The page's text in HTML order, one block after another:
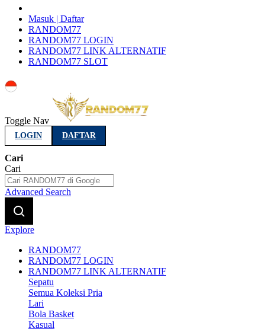
Masuk | Daftar
RANDOM77
RANDOM77 LOGIN
RANDOM77 LINK ALTERNATIF
RANDOM77 SLOT
Toggle Nav
LOGIN DAFTAR
Cari
Cari
Advanced Search
Explore
RANDOM77
RANDOM77 LOGIN
RANDOM77 LINK ALTERNATIF
Sepatu
Semua Koleksi Pria
Lari
Bola Basket
Kasual